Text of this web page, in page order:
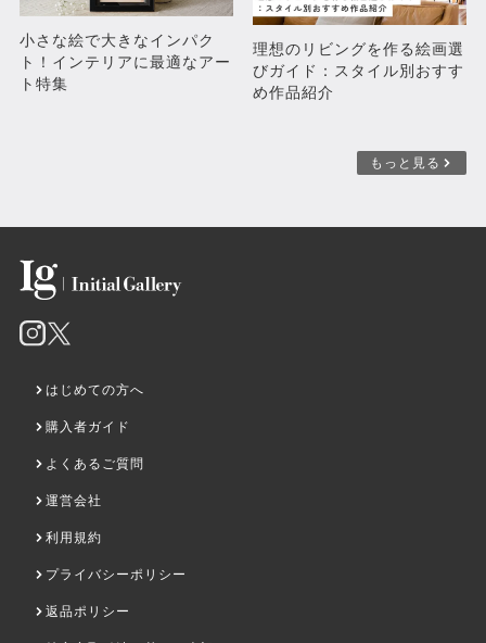
小さな絵で大きなインパク
ト！インテリアに最適なアー
ト特集
理想のリビングを作る絵画選
びガイド：スタイル別おすす
め作品紹介
もっと見る
はじめての方へ
購入者ガイド
よくあるご質問
運営会社
利用規約
プライバシーポリシー
返品ポリシー